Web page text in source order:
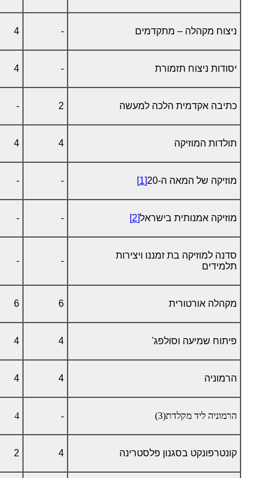
ניצוח מקהלה – מתקדמים -
4
יסודות ניצוח תזמורת -
4
כתיבה אקדמית הלכה למעשה 2
-
תולדות המוזיקה 4
4
מוזיקה של המאה ה-20 [1]
-
-
מוזיקה אמנותית בישראל[2]
-
-
סדנה למוזיקה בת זמננו ויצירות
תלמידים
-
-
מקהלה אורטורית 6
6
פיתוח שמיעה וסולפג' 4
4
הרמוניה 4
4
הרמוניה ליד מקלדת(3) -
4
קונטרפונקט בסגנון פלסטרינה 4
2